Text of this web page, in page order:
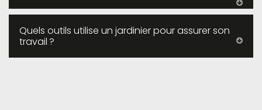
Quels outils utilise un jardinier pour assurer son
travail ?